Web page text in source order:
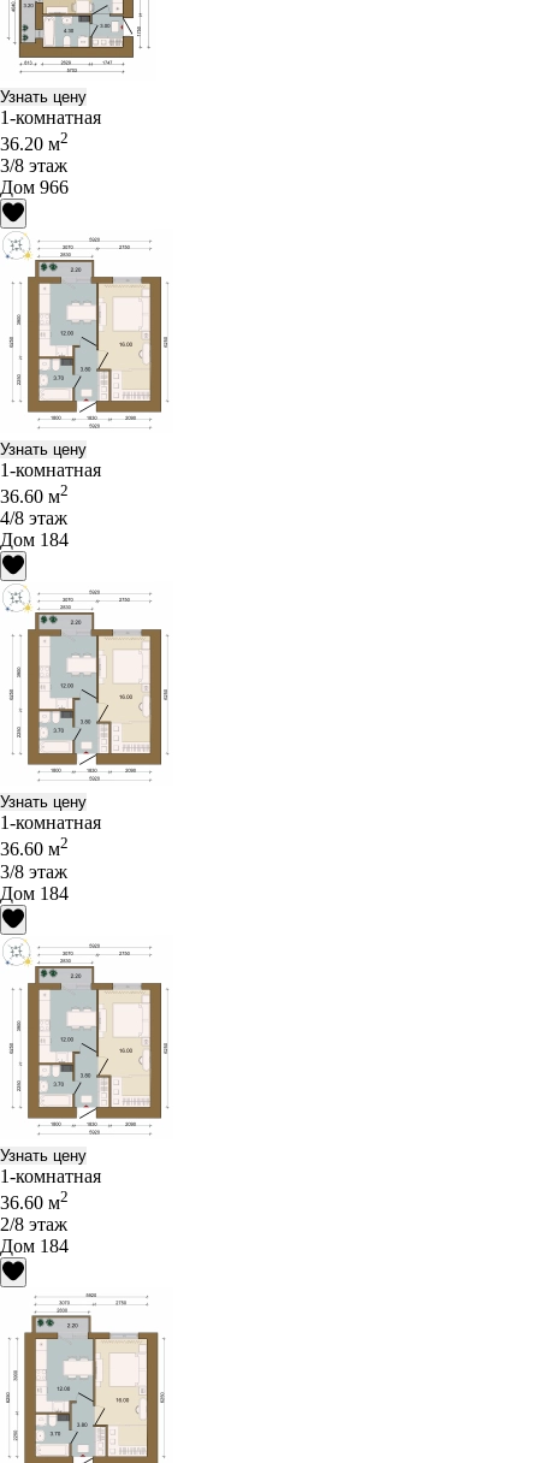
Узнать цену
1-комнатная
36.20 м2
3/8 этаж
Дом 966
Узнать цену
1-комнатная
36.60 м2
4/8 этаж
Дом 184
Узнать цену
1-комнатная
36.60 м2
3/8 этаж
Дом 184
Узнать цену
1-комнатная
36.60 м2
2/8 этаж
Дом 184